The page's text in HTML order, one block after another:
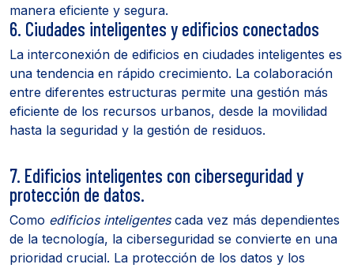
manera eficiente y segura.
6. Ciudades inteligentes y edificios conectados
La interconexión de edificios en ciudades inteligentes es
una tendencia en rápido crecimiento. La colaboración
entre diferentes estructuras permite una gestión más
eficiente de los recursos urbanos, desde la movilidad
hasta la seguridad y la gestión de residuos.
7. Edificios inteligentes con ciberseguridad y
protección de datos.
Como edificios inteligentescada vez más dependientes
de la tecnología, la ciberseguridad se convierte en una
prioridad crucial. La protección de los datos y los